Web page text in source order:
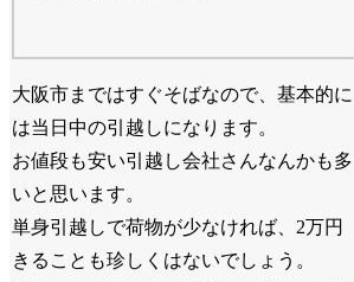
大阪市まではすぐそばなので、基本的に
は当日中の引越しになります。
お値段も安い引越し会社さんなんかも多
いと思います。
単身引越しで荷物が少なければ、2万円
きることも珍しくはないでしょう。